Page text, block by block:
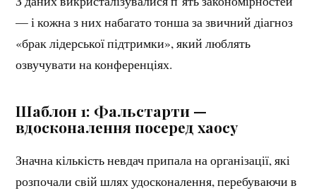
— і кожна з них набагато тонша за звичний діагноз
«брак лідерської підтримки», який люблять
озвучувати на конференціях.
Шаблон 1: Фальстарти —
вдосконалення посеред хаосу
Значна кількість невдач припала на організації, які
розпочали свій шлях удосконалення, перебуваючи в